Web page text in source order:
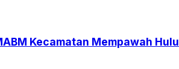
Kecamatan Mempawah Hulu